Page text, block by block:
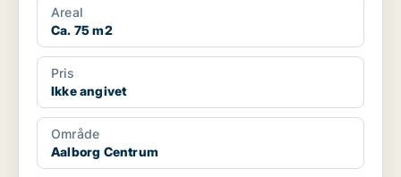
Areal
Ca. 75 m2
Pris
Ikke angivet
Område
Aalborg Centrum